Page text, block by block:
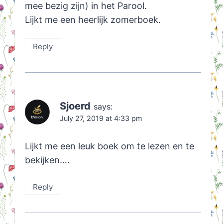
mee bezig zijn) in het Parool.
Lijkt me een heerlijk zomerboek.
Reply
Sjoerd says:
July 27, 2019 at 4:33 pm
Lijkt me een leuk boek om te lezen en te
bekijken….
Reply